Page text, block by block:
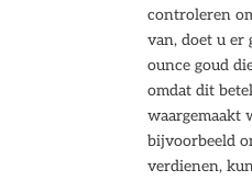
controleren
van, doet u er
ounce goud
omdat dit
waargemaakt
bijvoorbeeld
verdienen,